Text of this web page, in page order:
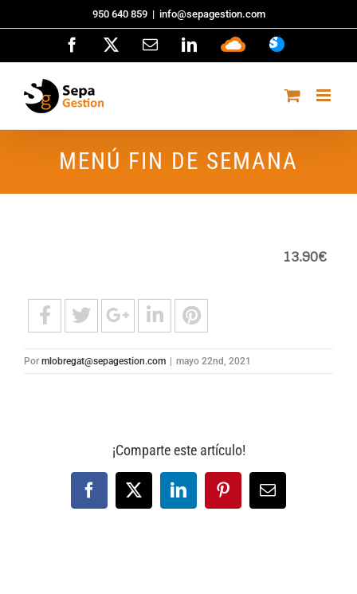
al
950 640 859 | info@sepagestion.com
Facebook
CorreoLinkedIn
Sepa
MENÚ FIN DE SEMANA
13.90€
Por mlobregat@sepagestion.com | mayo 22nd, 2021
¡Comparte este artículo!
Facebook
X LinkedInPinterestCorreo
electrónico